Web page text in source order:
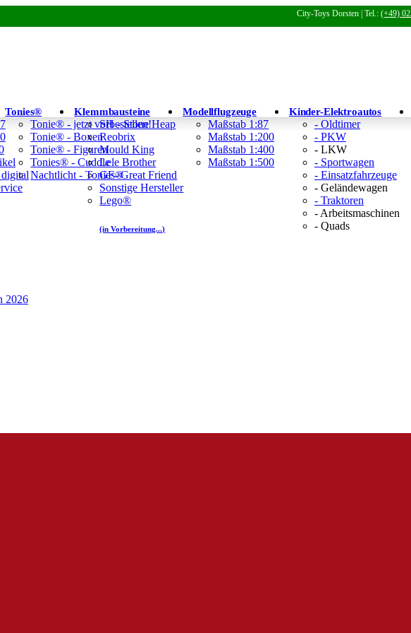
City-Toys Dorsten | Tel.: (+49)
Tonies®
Tonie® - jetzt vorbestellen!
Tonie® - Boxen
Tonie® - Figuren
Tonies® - Cuddle
Nachtlicht - Tonies®
Klemmbausteine
SH - Stone Heap
Reobrix
Mould King
Lele Brother
GF- Great Friend
Sonstige Hersteller
Lego®
(in Vorbereitung...)
Modellflugzeuge
Maßstab 1:87
Maßstab 1:200
Maßstab 1:400
Maßstab 1:500
Kinder-Elektroautos
- Oldtimer
- PKW
- LKW
- Sportwagen
- Einsatzfahrzeuge
- Geländewagen
- Traktoren
- Arbeitsmaschinen
- Quads
2026